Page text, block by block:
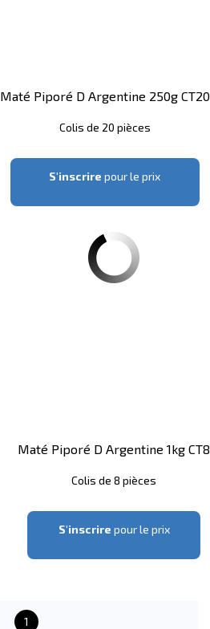
Maté Piporé D Argentine 250g CT20
Colis de 20 pièces
S'inscrire pour le prix
Maté Piporé D Argentine 1kg CT8
Colis de 8 pièces
S'inscrire pour le prix
1